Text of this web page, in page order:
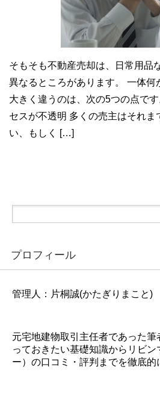
そもそも不動産売却は、日常用品
異なるところがあります。 一体何
大きく違うのは、次の5つの点で
セスが不透明 多くの売主はそれま
い、もしく […]
プロフィール
管理人：片桐誠(かたぎりまこと)
元宅地建物取引主任者であった
っておきたい基礎知識からリビン
ー）の口コミ・評判までを徹底的